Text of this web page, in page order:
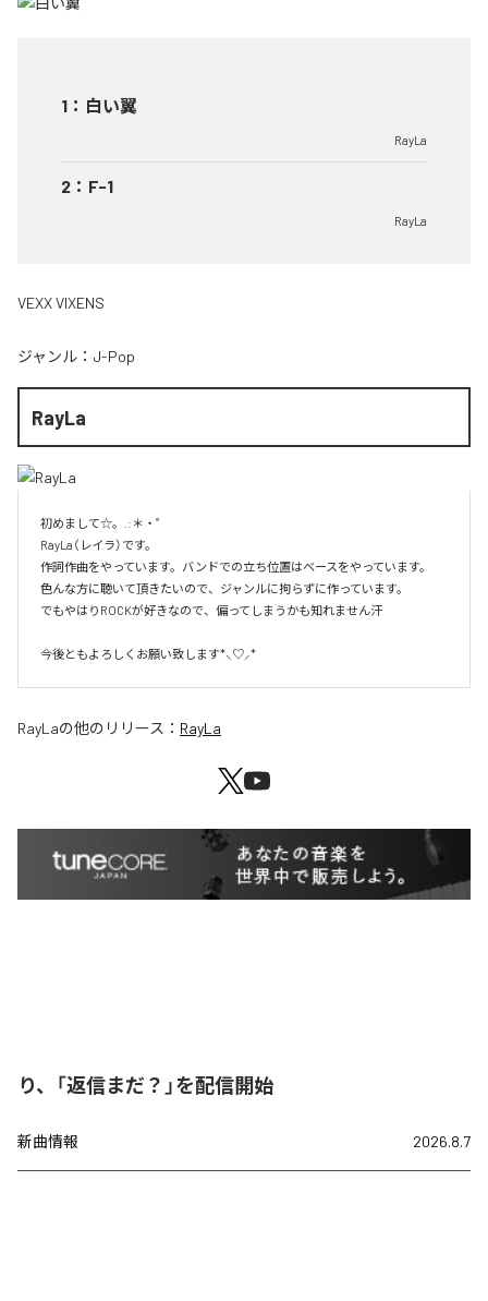
1 ： 白い翼
RayLa
2 ： F-1
RayLa
VEXX VIXENS
ジャンル： J-Pop
RayLa
初めまして☆。.:＊・゜
RayLa（レイラ）です。
作詞作曲をやっています。バンドでの立ち位置はベースをやっています。
色んな方に聴いて頂きたいので、ジャンルに拘らずに作っています。
でもやはりROCKが好きなので、偏ってしまうかも知れません汗
今後ともよろしくお願い致します*⸜♡⸝*
RayLaの他のリリース： RayLa
り、「返信まだ？」を配信開始
新曲情報 2026.8.7